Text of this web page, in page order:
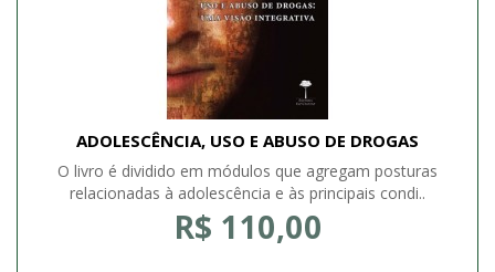
ADOLESCÊNCIA, USO E ABUSO DE DROGAS
O livro é dividido em módulos que agregam posturas
relacionadas à adolescência e às principais condi..
R$ 110,00